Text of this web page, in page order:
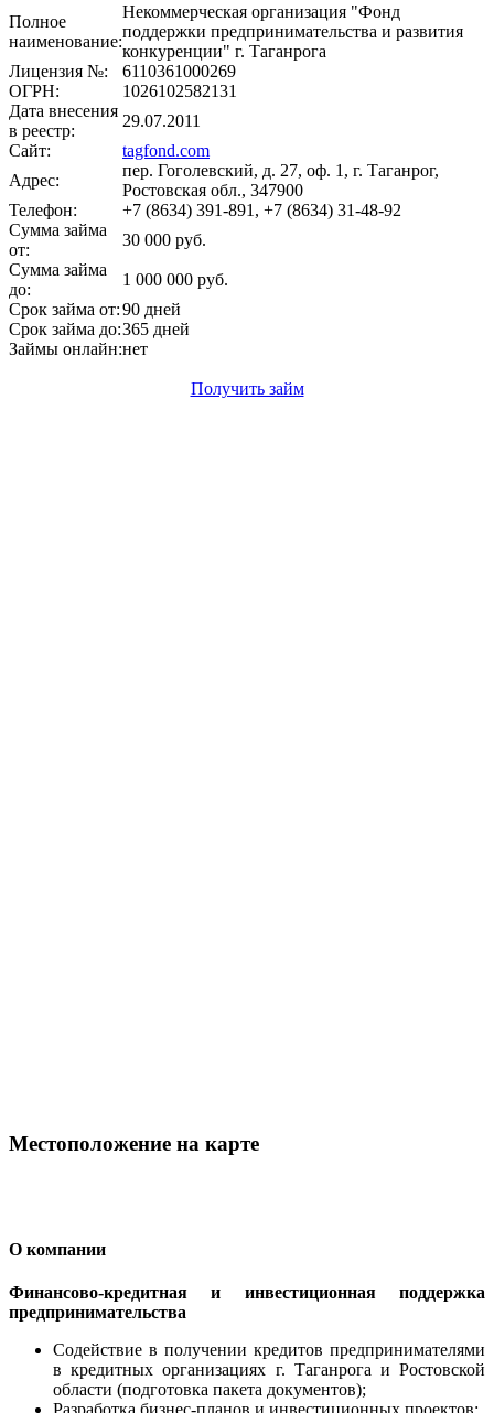
Полное
наименование:
Некоммерческая организация "Фонд
поддержки предпринимательства и развития
конкуренции" г. Таганрога
Лицензия №:
6110361000269
ОГРН:
1026102582131
Дата внесения
в реестр:
29.07.2011
Сайт:
tagfond.com
Адрес:
пер. Гоголевский, д. 27, оф. 1, г. Таганрог,
Ростовская обл., 347900
Телефон:
+7 (8634) 391-891, +7 (8634) 31-48-92
Сумма займа
от:
30 000 руб.
Сумма займа
до:
1 000 000 руб.
Срок займа от:90 дней
Срок займа до:365 дней
Займы онлайн:нет
Получить займ
Местоположение на карте
О компании
Финансово-кредитная и инвестиционная поддержка
предпринимательства
Содействие в получении кредитов предпринимателями
в кредитных организациях г. Таганрога и Ростовской
области (подготовка пакета документов);
Разработка бизнес-планов и инвестиционных проектов;